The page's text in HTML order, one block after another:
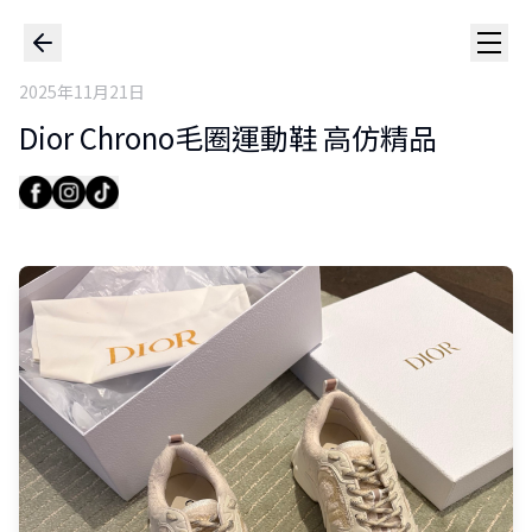
2025年11月21日
Dior Chrono毛圈運動鞋 高仿精品